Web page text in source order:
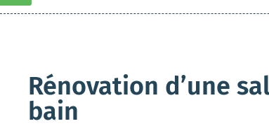
Rénovation d’une
bain